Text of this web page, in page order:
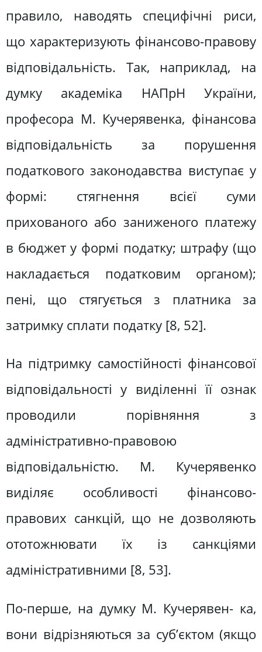
правило, наводять специфічні риси,
що характеризують фінансово-правову
відповідальність. Так, наприклад, на
думку академіка НАПрН України,
професора М. Кучерявенка, фінансова
відповідальність за порушення
податкового законодавства виступає у
формі: стягнення всієї суми
прихованого або заниженого платежу
в бюджет у формі податку; штрафу (що
накладається податковим органом);
пені, що стягується з платника за
затримку сплати податку [8, 52].
На підтримку самостійності фінансової
відповідальності у виділенні її ознак
проводили порівняння з
адміністративно-правовою
відповідальністю. М. Кучерявенко
виділяє особливості фінансово-
правових санкцій, що не дозволяють
ототожнювати їх із санкціями
адміністративними [8, 53].
По-перше, на думку М. Кучерявен- ка,
вони відрізняються за суб’єктом (якщо